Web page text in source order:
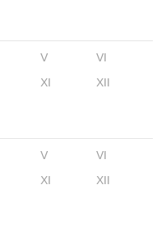
V
VI
XI XII
V
VI
XI XII